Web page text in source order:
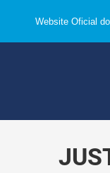
Website Oficial